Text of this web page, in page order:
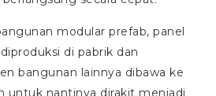
modular prefab, panel
di pabrik dan
bangunan lainnya dibawa ke
untuk nantinya dirakit menjadi